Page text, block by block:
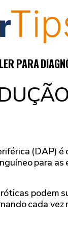
(DAP)
para
podem
cada